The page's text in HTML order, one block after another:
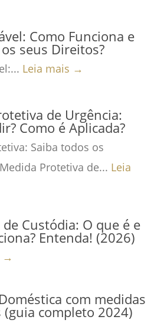
Como Funciona e
seus Direitos?
Leia mais →
de Urgência:
Como é Aplicada?
Saiba todos os
Protetiva de... Leia
Custódia: O que é e
Entenda! (2026)
→
com medidas
completo 2024)